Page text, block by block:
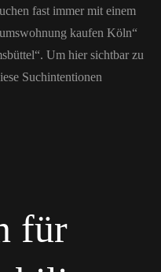
fast immer mit einem
kaufen Köln“
Um hier sichtbar zu
Suchintentionen
für